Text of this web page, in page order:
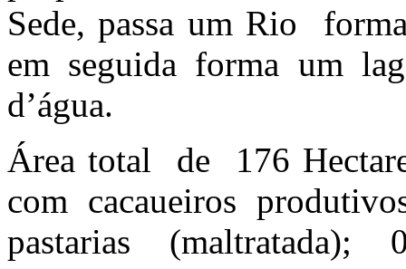
Sede, passa um Rio
em seguida forma um
d’água.
Área total de 176
com cacaueiros
pastarias (maltratada);